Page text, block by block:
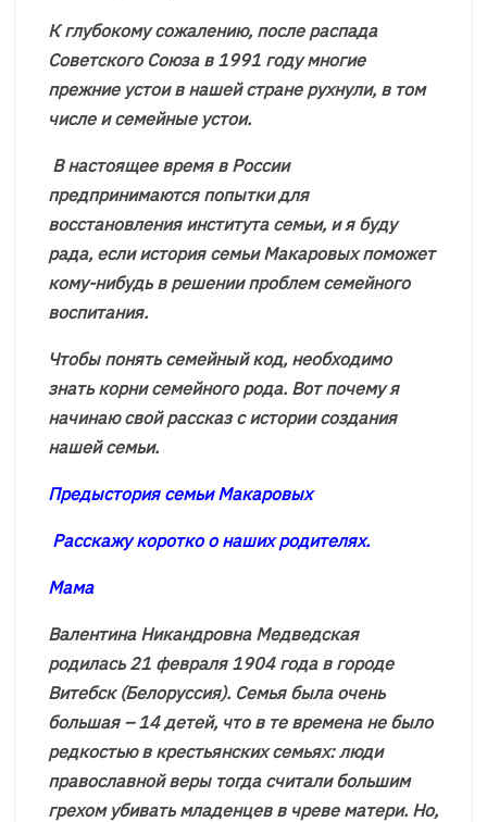
К глубокому сожалению, после распада
Советского Союза в 1991 году многие
прежние устои в нашей стране рухнули, в том
числе и семейные устои.
В настоящее время в России
предпринимаются попытки для
восстановления института семьи, и я буду
рада, если история семьи Макаровых поможет
кому-нибудь в решении проблем семейного
воспитания.
Чтобы понять семейный код, необходимо
знать корни семейного рода. Вот почему я
начинаю свой рассказ с истории создания
нашей семьи.
Предыстория семьи Макаровых
Расскажу коротко о наших родителях.
Мама
Валентина Никандровна Медведская
родилась 21 февраля 1904 года в городе
Витебск (Белоруссия). Семья была очень
большая – 14 детей, что в те времена не было
редкостью в крестьянских семьях: люди
православной веры тогда считали большим
грехом убивать младенцев в чреве матери. Но,